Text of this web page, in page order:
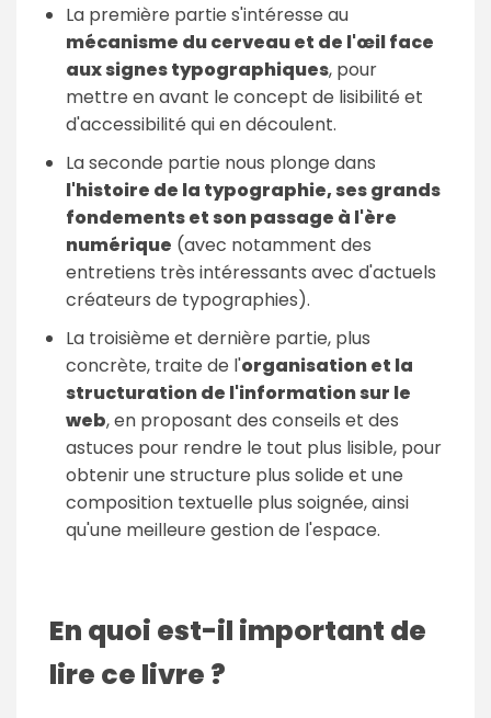
La première partie s'intéresse au
mécanisme du cerveau et de l'œil face
aux signes typographiques, pour
mettre en avant le concept de lisibilité et
d'accessibilité qui en découlent.
La seconde partie nous plonge dans
l'histoire de la typographie, ses grands
fondements et son passage à l'ère
numérique (avec notamment des
entretiens très intéressants avec d'actuels
créateurs de typographies).
La troisième et dernière partie, plus
concrète, traite de l'organisation et la
structuration de l'information sur le
web, en proposant des conseils et des
astuces pour rendre le tout plus lisible, pour
obtenir une structure plus solide et une
composition textuelle plus soignée, ainsi
qu'une meilleure gestion de l'espace.
En quoi est-il important de
lire ce livre ?